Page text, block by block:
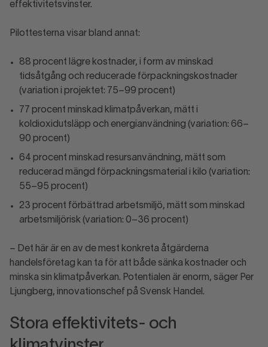
effektivitetsvinster.
Pilottesterna visar bland annat:
88 procent lägre kostnader, i form av minskad
tidsåtgång och reducerade förpackningskostnader
(variation i projektet: 75–99 procent)
77 procent minskad klimatpåverkan, mätt i
koldioxidutsläpp och energianvändning (variation: 66–
90 procent)
64 procent minskad resursanvändning, mätt som
reducerad mängd förpackningsmaterial i kilo (variation:
55–95 procent)
23 procent förbättrad arbetsmiljö, mätt som minskad
arbetsmiljörisk (variation: 0–36 procent)
– Det här är en av de mest konkreta åtgärderna
handelsföretag kan ta för att både sänka kostnader och
minska sin klimatpåverkan. Potentialen är enorm, säger Per
Ljungberg, innovationschef på Svensk Handel.
Stora effektivitets- och